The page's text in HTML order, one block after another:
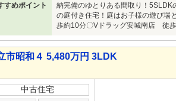
すめポイント
納完備のゆとりある間取り！5SLDK
の庭付き住宅！庭はお子様の遊び
歩約10分〇Vドラッグ安城南店 徒
市昭和４ 5,480万円 3LDK
中古住宅